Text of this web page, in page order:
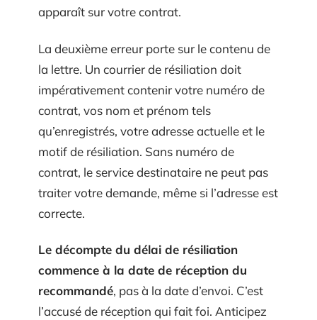
apparaît sur votre contrat.
La deuxième erreur porte sur le contenu de
la lettre. Un courrier de résiliation doit
impérativement contenir votre numéro de
contrat, vos nom et prénom tels
qu’enregistrés, votre adresse actuelle et le
motif de résiliation. Sans numéro de
contrat, le service destinataire ne peut pas
traiter votre demande, même si l’adresse est
correcte.
Le décompte du délai de résiliation
commence à la date de réception du
recommandé, pas à la date d’envoi. C’est
l’accusé de réception qui fait foi. Anticipez